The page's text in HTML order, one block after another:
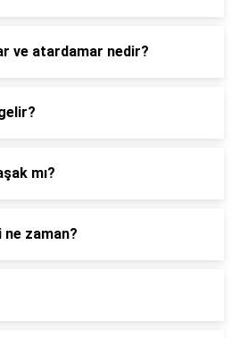
ve atardamar nedir?
mı?
zaman?